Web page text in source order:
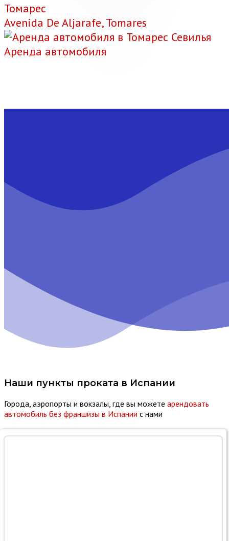
Томарес
Avenida De Aljarafe, Tomares
Аренда автомобиля
Наши пункты проката в Испании
Города, аэропорты и вокзалы, где вы можете арендовать
автомобиль без франшизы в Испании с нами